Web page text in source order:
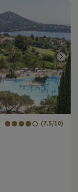
à disposition.
certaines
une expérience
babyclub sans stress, il
et de consulter les
meilleur choix.
(7.5/10)